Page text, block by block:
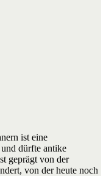
ist eine
dürfte antike
geprägt von der
von der heute noch